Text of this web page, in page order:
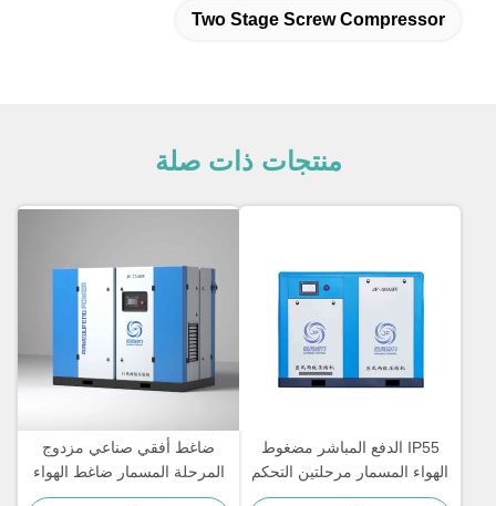
Two Stage Screw Compressor
منتجات ذات صلة
IP55 الدفع المباشر مضغوط
الهواء المسمار مرحلتين التحكم
في PLC التبريد الهوائي / الماء
ضاغط أفقي صناعي مزدوج
المرحلة المسمار ضاغط الهواء
المغناطيس الدائم